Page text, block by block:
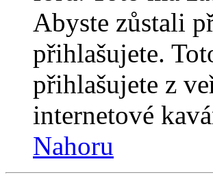
Abyste zůstali
přihlašujete.
přihlašujete z
internetové
Nahoru